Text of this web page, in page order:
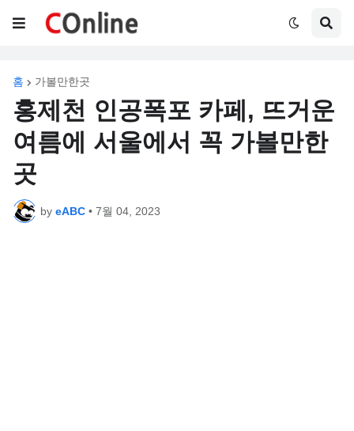
홈 가볼만한곳
홍제천 인공폭포 카페, 뜨거운
여름에 서울에서 꼭 가볼만한
곳
by eABC • 7월 04, 2023